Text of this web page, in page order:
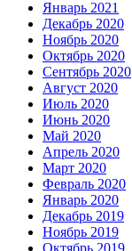
Январь 2021
Декабрь 2020
Ноябрь 2020
Октябрь 2020
Сентябрь 2020
Август 2020
Июль 2020
Июнь 2020
Май 2020
Апрель 2020
Март 2020
Февраль 2020
Январь 2020
Декабрь 2019
Ноябрь 2019